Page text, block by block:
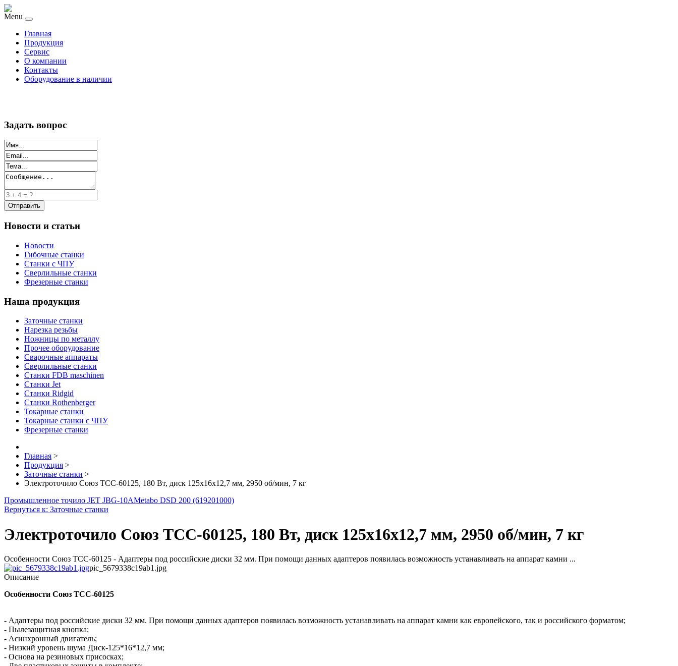
Menu
Главная
Продукция
Сервис
О компании
Контакты
Оборудование в наличии
Задать вопрос
Новости и статьи
Новости
Гибочные станки
Станки с ЧПУ
Сверлильные станки
Фрезерные станки
Наша продукция
Заточные станки
Нарезка резьбы
Ножницы по металлу
Прочее оборудование
Сварочные аппараты
Сверлильные станки
Станки FDB maschinen
Станки Jet
Станки Ridgid
Станки Rothenberger
Токарные станки
Токарные станки с ЧПУ
Фрезерные станки
Главная >
Продукция >
Заточные станки >
Электроточило Союз ТСС-60125, 180 Вт, диск 125х16х12,7 мм, 2950 об/мин, 7 кг
Промышленное точило JET JBG-10AMetabo DSD 200 (619201000)
Вернуться к: Заточные станки
Электроточило Союз ТСС-60125, 180 Вт, диск 125х16х12,7 мм, 2950 об/мин, 7 кг
Особенности Союз ТСС-60125 - Адаптеры под российские диски 32 мм. При помощи данных адаптеров появилась возможность устанавливать на аппарат камни ...
pic_5679338c19ab1.jpg
Описание
Особенности Союз ТСС-60125
- Адаптеры под российские диски 32 мм. При помощи данных адаптеров появилась возможность устанавливать на аппарат камни как европейского, так и российского форматом;
- Пылезащитная кнопка;
- Асинхронный двигатель;
- Низкий уровень шума Диск-125*16*12,7 мм;
- Основа на резиновых присосках;